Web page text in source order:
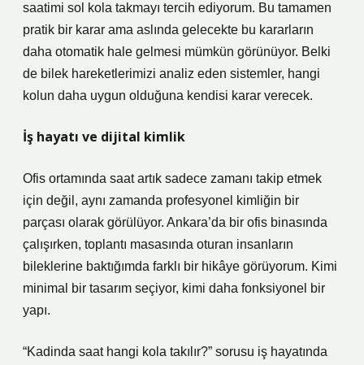
saatimi sol kola takmayı tercih ediyorum. Bu tamamen
pratik bir karar ama aslında gelecekte bu kararların
daha otomatik hale gelmesi mümkün görünüyor. Belki
de bilek hareketlerimizi analiz eden sistemler, hangi
kolun daha uygun olduğuna kendisi karar verecek.
İş hayatı ve dijital kimlik
Ofis ortamında saat artık sadece zamanı takip etmek
için değil, aynı zamanda profesyonel kimliğin bir
parçası olarak görülüyor. Ankara’da bir ofis binasında
çalışırken, toplantı masasında oturan insanların
bileklerine baktığımda farklı bir hikâye görüyorum. Kimi
minimal bir tasarım seçiyor, kimi daha fonksiyonel bir
yapı.
“Kadinda saat hangi kola takılır?” sorusu iş hayatında